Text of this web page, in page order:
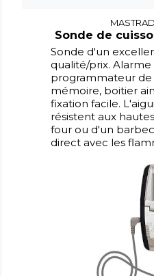
Sonde de
Sonde d'un
qualité/prix.
programmateur
mémoire, boitier
fixation facile.
résistent aux
four ou d'un
direct avec les